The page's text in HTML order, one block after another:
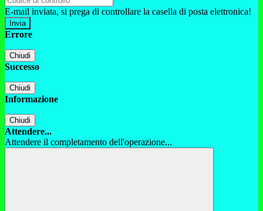
E-mail inviata, si prega di controllare la casella di posta elettronica!
Errore
Chiudi
Successo
Chiudi
Informazione
Chiudi
Attendere...
Attendere il completamento dell'operazione...